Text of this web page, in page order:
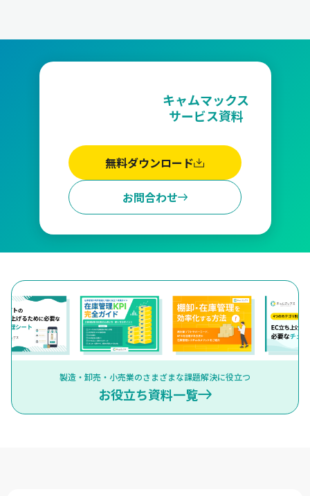
キャムマックス
サービス資料
お問合わせ
無料ダウンロード
製造・卸売・小売業のさまざまな課題解決に役立つ
お役立ち資料一覧